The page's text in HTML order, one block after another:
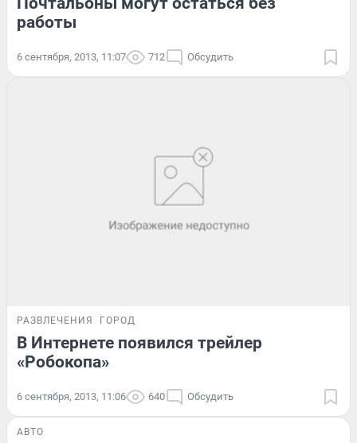
работы
6 сентября, 2013, 11:07 712 Обсудить
РАЗВЛЕЧЕНИЯ ГОРОД
В Интернете появился трейлер
«Робокопа»
6 сентября, 2013, 11:06 640 Обсудить
АВТО